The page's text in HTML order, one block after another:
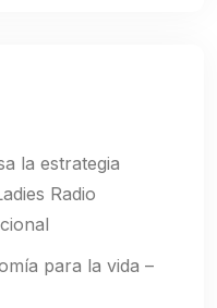
la estrategia
Radio
para la vida –